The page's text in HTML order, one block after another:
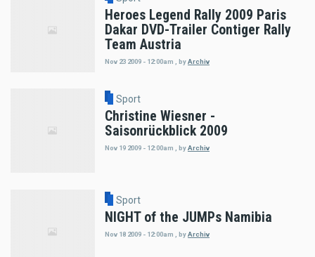
Heroes Legend Rally 2009 Paris
Dakar DVD-Trailer Contiger Rally
Team Austria
Nov 23 2009 - 12:00am , byArchiv
Sport
Christine Wiesner -
Saisonrückblick 2009
Nov 19 2009 - 12:00am byArchiv
Sport
NIGHT of the JUMPs Namibia
Nov 18 2009 - 12:00am byArchiv